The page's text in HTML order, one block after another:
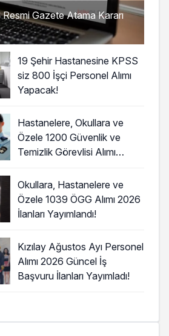
Gazete Atama Kararı
19 Şehir Hastanesine KPSS
siz 800 İşçi Personel Alımı
Yapacak!
Hastanelere, Okullara ve
Özele 1200 Güvenlik ve
Temizlik Görevlisi Alımı
Okullara, Hastanelere ve
Özele 1039 ÖGG Alımı 2026
İlanları Yayımlandı!
Kızılay Ağustos Ayı Personel
Alımı 2026 Güncel İş
Başvuru İlanları Yayımladı!